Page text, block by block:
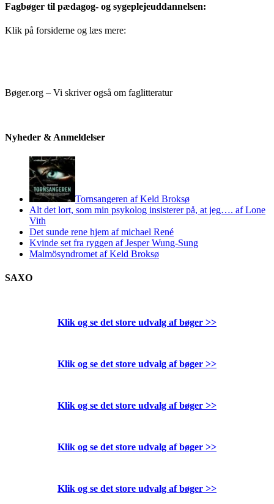
Fagbøger til pædagog- og sygeplejeuddannelsen:
Klik på forsiderne og læs mere:
Bøger.org – Vi skriver også om faglitteratur
Nyheder & Anmeldelser
Tornsangeren af Keld Broksø
Alt det lort, som min psykolog insisterer på, at jeg…. af Lone
Vith
Det sunde rene hjem af michael René
Kvinde set fra ryggen af Jesper Wung-Sung
Malmösyndromet af Keld Broksø
SAXO
Klik og se det store udvalg af bøger >>
Klik og se det store udvalg af bøger >>
Klik og se det store udvalg af bøger >>
Klik og se det store udvalg af bøger >>
Klik og se det store udvalg af bøger >>